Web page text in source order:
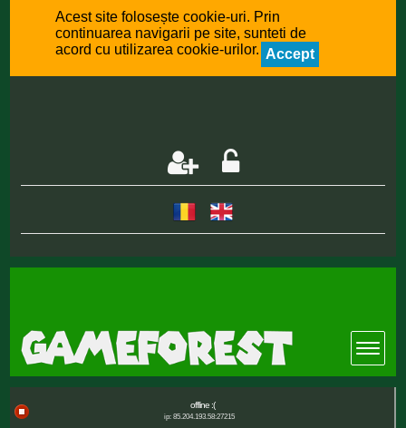
Acest site folosește cookie-uri. Prin
continuarea navigarii pe site, sunteti de
acord cu utilizarea cookie-urilor. Accept
offline :(
ip: 85.204.193.58:27215